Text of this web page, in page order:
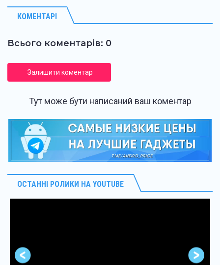
КОМЕНТАРІ
Всього коментарів: 0
Залишити коментар
Тут може бути написаний ваш коментар
ОСТАННІ РОЛИКИ НА YOUTUBE